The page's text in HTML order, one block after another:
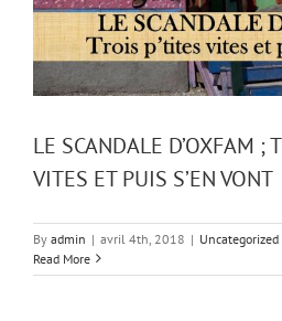
LE SCANDALE D’OXFAM ;
VITES ET PUIS S’EN VONT
By admin | avril 4th, 2018 | Uncategorized
Read More